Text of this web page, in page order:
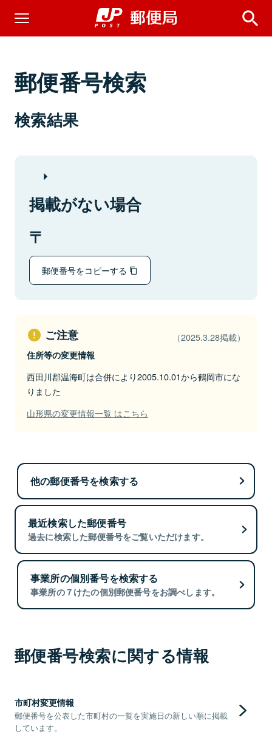
郵便番号検索
検索結果
掲載がない場合
郵便番号をコピーする
ご注意 （2025.3.28掲載）
住所等の変更情報
西田川郡温海町は合併により2005.10.01から鶴岡市にな
りました
山形県の変更情報一覧 はこちら
他の郵便番号を検索する
最近検索した郵便番号
過去に検索した郵便番号をご覧いただけます。
事業所の個別番号を検索する
事業所の７けたの個別郵便番号をお調べします。
郵便番号検索に関する情報
市町村変更情報
郵便番号を公表した市町村の一覧を実施日の新しい順に掲載
しています。